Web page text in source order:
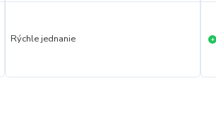
Rýchle jednanie +